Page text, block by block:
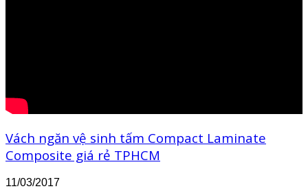
Vách ngăn vệ sinh tấm Compact Laminate
Composite giá rẻ TPHCM
11/03/2017